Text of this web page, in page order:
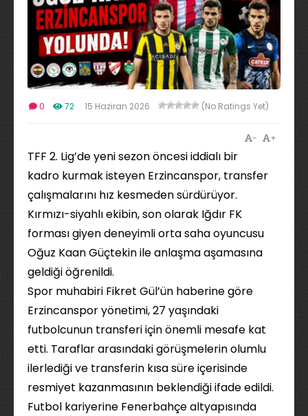
0 72 15 Haziran 2026 (No Ratings Yet)
+
-
TFF 2. Lig’de yeni sezon öncesi iddialı bir
kadro kurmak isteyen Erzincanspor, transfer
çalışmalarını hız kesmeden sürdürüyor.
Kırmızı-siyahlı ekibin, son olarak Iğdır FK
forması giyen deneyimli orta saha oyuncusu
Oğuz Kaan Güçtekin ile anlaşma aşamasına
geldiği öğrenildi.
Spor muhabiri Fikret Gül’ün haberine göre
Erzincanspor yönetimi, 27 yaşındaki
futbolcunun transferi için önemli mesafe kat
etti. Taraflar arasındaki görüşmelerin olumlu
ilerlediği ve transferin kısa süre içerisinde
resmiyet kazanmasının beklendiği ifade edildi.
Futbol kariyerine Fenerbahçe altyapısında